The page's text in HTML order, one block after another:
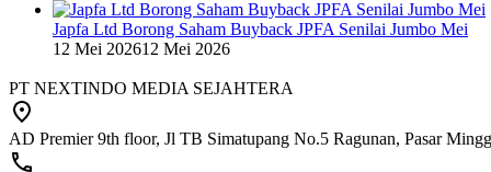
Japfa Ltd Borong Saham Buyback JPFA Senilai Jumbo Mei
12 Mei 202612 Mei 2026
PT NEXTINDO MEDIA SEJAHTERA
AD Premier 9th floor, Jl TB Simatupang No.5 Ragunan, Pasar